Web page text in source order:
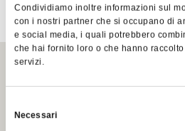
Condividiamo inoltre informazioni sul
con i nostri partner che si occupano di
e social media, i quali potrebbero
che hai fornito loro o che hanno
servizi.
delNecessari
Clicca QUI per conoscere le
Other